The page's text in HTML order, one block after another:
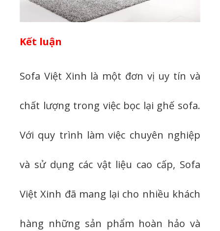
Kết luận
Sofa Việt Xinh là một đơn vị uy tín và
chất lượng trong việc bọc lại ghế sofa.
Với quy trình làm việc chuyên nghiệp
và sử dụng các vật liệu cao cấp, Sofa
Việt Xinh đã mang lại cho nhiều khách
hàng những sản phẩm hoàn hảo và